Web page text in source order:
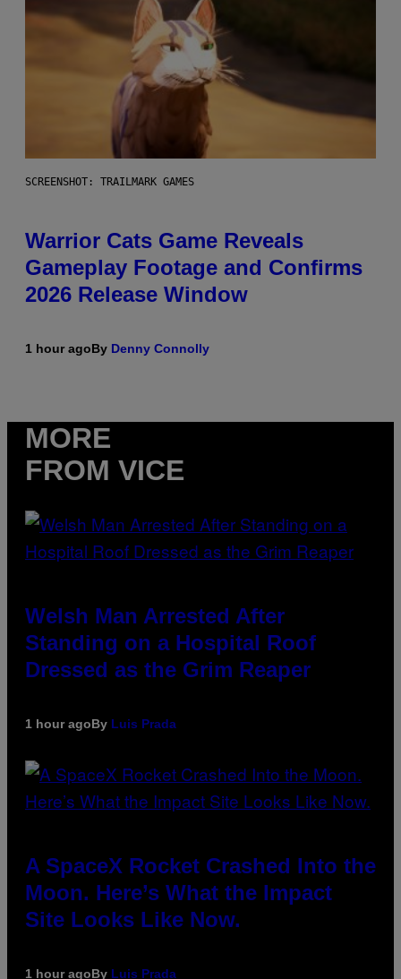
SCREENSHOT: TRAILMARK GAMES
Warrior Cats Game Reveals
Gameplay Footage and Confirms
2026 Release Window
1 hour agoBy Denny Connolly
MORE
FROM VICE
Welsh Man Arrested After
Standing on a Hospital Roof
Dressed as the Grim Reaper
1 hour agoBy Luis Prada
A SpaceX Rocket Crashed Into the
Moon. Here’s What the Impact
Site Looks Like Now.
1 hour agoBy Luis Prada